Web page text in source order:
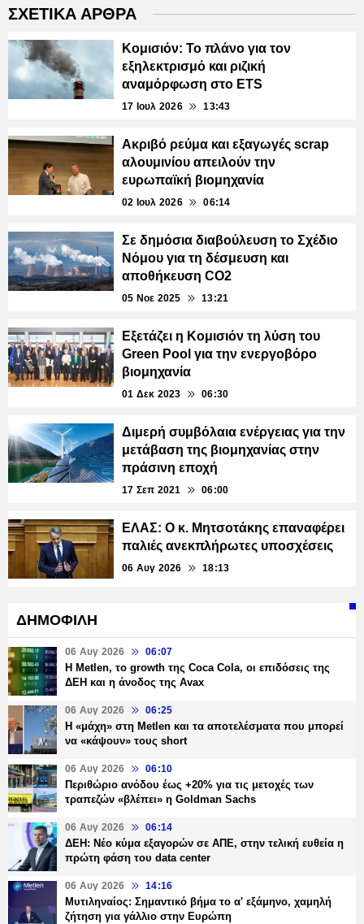
ΣΧΕΤΙΚΑ ΑΡΘΡΑ
Κομισιόν: Το πλάνο για τον
εξηλεκτρισμό και ριζική
αναμόρφωση στο ETS
17 Ιουλ 2026 13:43
Ακριβό ρεύμα και εξαγωγές scrap
αλουμινίου απειλούν την
ευρωπαϊκή βιομηχανία
02 Ιουλ 2026 06:14
Σε δημόσια διαβούλευση το Σχέδιο
Νόμου για τη δέσμευση και
αποθήκευση CO2
05 Νοε 2025 13:21
Εξετάζει η Κομισιόν τη λύση του
Green Pool για την ενεργοβόρο
βιομηχανία
01 Δεκ 2023 06:30
Διμερή συμβόλαια ενέργειας για την
μετάβαση της βιομηχανίας στην
πράσινη εποχή
17 Σεπ 2021 06:00
ΕΛΑΣ: Ο κ. Μητσοτάκης επαναφέρει
παλιές ανεκπλήρωτες υποσχέσεις
06 Αυγ 2026 18:13
ΔΗΜΟΦΙΛΗ
06 Αυγ 2026 06:07
H Metlen, το growth της Coca Cola, οι επιδόσεις της
ΔΕΗ και η άνοδος της Avax
06 Αυγ 2026 06:25
H «μάχη» στη Metlen και τα αποτελέσματα που μπορεί
να «κάψουν» τους short
06 Αυγ 2026 06:10
Περιθώριο ανόδου έως +20% για τις μετοχές των
τραπεζών «βλέπει» η Goldman Sachs
06 Αυγ 2026 06:14
ΔΕΗ: Νέο κύμα εξαγορών σε ΑΠΕ, στην τελική ευθεία η
πρώτη φάση του data center
06 Αυγ 2026 14:16
Μυτιληναίος: Σημαντικό βήμα το α' εξάμηνο, χαμηλή
ζήτηση για γάλλιο στην Ευρώπη